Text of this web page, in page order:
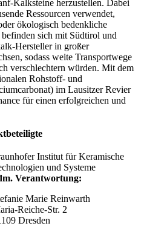
Kalksteine herzustellen. Dabei
Ressourcen verwendet,
ökologisch bedenkliche
sich mit Südtirol und
Hersteller in großer
sodass weite Transportwege
verschlechtern würden. Mit dem
Rohstoff- und
im Lausitzer Revier
für einen erfolgreichen und
Institut für Keramische
und Systeme
Verantwortung:
Marie Reinwarth
Reiche-Str. 2
Dresden